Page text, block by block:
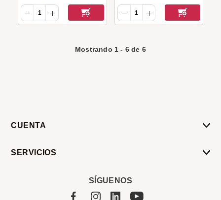
Mostrando 1 - 6 de 6
CUENTA
SERVICIOS
SÍGUENOS